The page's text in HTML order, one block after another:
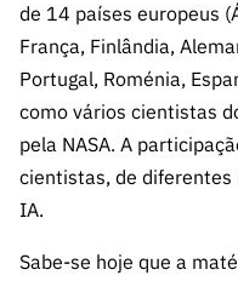
de 14 países europeus
França, Finlândia,
Portugal, Roménia,
como vários cientistas
pela NASA. A
cientistas, de
IA.
Sabe-se hoje que a